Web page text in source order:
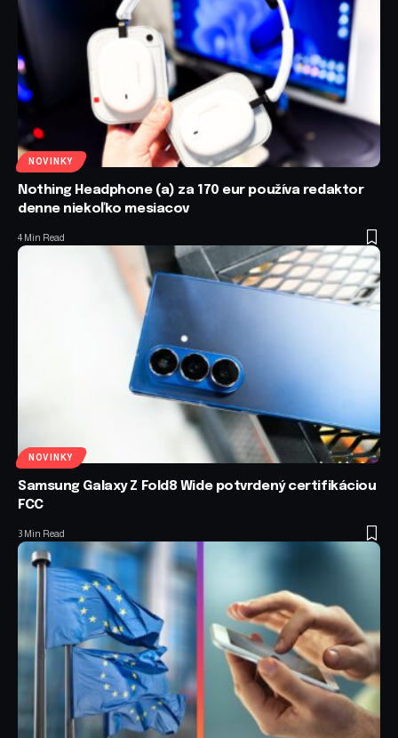
NOVINKY
Nothing Headphone (a) za 170 eur používa redaktor
denne niekoľko mesiacov
4 Min Read
NOVINKY
Samsung Galaxy Z Fold8 Wide potvrdený certifikáciou
FCC
3 Min Read